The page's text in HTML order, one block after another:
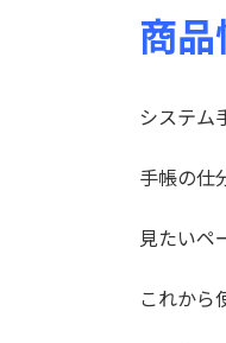
商品
システム
手帳の仕
見たいペ
これから